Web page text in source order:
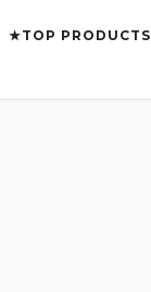
★TOP PRODUCTS